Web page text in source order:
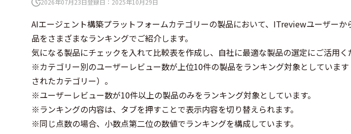
AIエージェント構築プラットフォームカテゴリーの製品において、ITreviewユーザー
品をさまざまなランキングでご紹介します。
気になる製品にチェックを入れて比較表を作成し、自社に最適な製品の選定にご活用く
※カテゴリー別のユーザーレビュー数が上位10件の製品をランキング対象としていま
されたカテゴリー）。
※ユーザーレビュー数が10件以上の製品のみをランキング対象としています。
※ランキングの内容は、タブを押すことで表示内容を切り替えられます。
※同じ点数の場合、小数点第二位の数値でランキングを構成しています。